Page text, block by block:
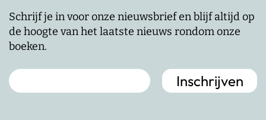
Schrijf je in voor onze nieuwsbrief en blijf altijd op
de hoogte van het laatste nieuws rondom onze
boeken.